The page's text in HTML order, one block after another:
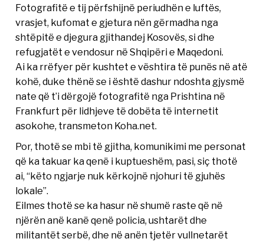
Fotografitë e tij përfshijnë periudhën e luftës,
vrasjet, kufomat e gjetura nën gërmadha nga
shtëpitë e djegura gjithandej Kosovës, si dhe
refugjatët e vendosur në Shqipëri e Maqedoni.
Ai ka rrëfyer për kushtet e vështira të punës në atë
kohë, duke thënë se i është dashur ndoshta gjysmë
nate që t’i dërgojë fotografitë nga Prishtina në
Frankfurt për lidhjeve të dobëta të internetit
asokohe, transmeton Koha.net.
Por, thotë se mbi të gjitha, komunikimi me personat
që ka takuar ka qenë i kuptueshëm, pasi, siç thotë
ai, “këto ngjarje nuk kërkojnë njohuri të gjuhës
lokale”.
Eilmes thotë se ka hasur në shumë raste që në
njërën anë kanë qenë policia, ushtarët dhe
militantët serbë, dhe në anën tjetër vullnetarët